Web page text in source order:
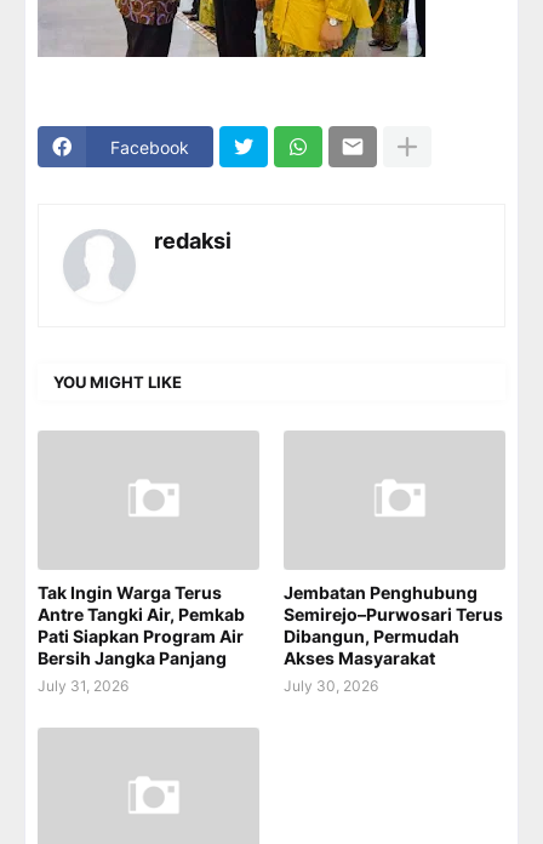
Facebook
redaksi
YOU MIGHT LIKE
Tak Ingin Warga Terus
Antre Tangki Air, Pemkab
Pati Siapkan Program Air
Bersih Jangka Panjang
July 31, 2026
Jembatan Penghubung
Semirejo–Purwosari Terus
Dibangun, Permudah
Akses Masyarakat
July 30, 2026